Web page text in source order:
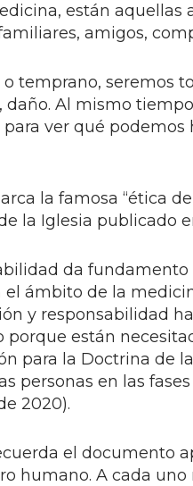
están aquellas
amigos,
o temprano, seremos
Al mismo
para ver qué
la famosa “ética
la Iglesia publicado
da
el ámbito de la
y responsabilidad
porque están
para la Doctrina de
personas en las
2020).
el documento
humano. A cada uno